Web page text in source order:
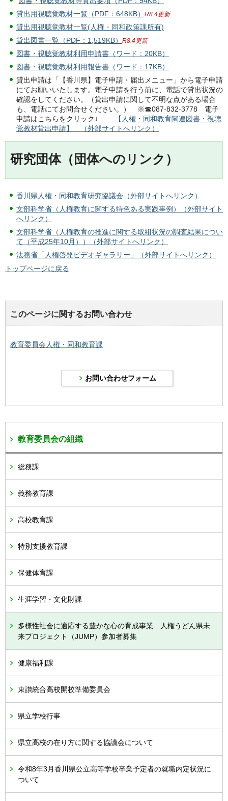
貸出用視聴覚教材一覧（PDF：648KB） R8.4更新
貸出用視聴覚教材一覧(人権・同和政策課所有)
貸出図書一覧（PDF：1,519KB） R8.4更新
図書・視聴覚教材利用申請書（ワード：20KB）
図書・視聴覚教材利用報告書（ワード：17KB）
貸出申請は「【香川県】電子申請・届出メニュー」から電子申請
にてお願いいたします。電子申請を行う前に、電話で貸出状況の
確認をしてください。（貸出申請に関して不明な点がある場合
も、電話にてお問合せください。） ※☎087-832-3778 電子
申請はこちらをクリック↓
【人権・同和教育関連図書・視聴
覚教材貸出申請】 （外部サイトへリンク）
研究団体（団体へのリンク）
香川県人権・同和教育研究協議会（外部サイトへリンク）
文部科学省（人権教育に関する特色ある実践事例）（外部サイト
へリンク）
文部科学省（人権教育の推進に関する取組状況の調査結果につい
て（平成25年10月））（外部サイトへリンク）
法務省「人権啓発ビデオギャラリー」（外部サイトへリンク）
トップページに戻る
このページに関するお問い合わせ
教育委員会人権・同和教育課
教育委員会の組織
総務課
義務教育課
高校教育課
特別支援教育課
保健体育課
生涯学習・文化財課
多様性社会に適応する豊かな心の育成事業 人権うどん県未
来プロジェクト（JUMP）参加者募集
健康福利課
東讃統合高校開校準備委員会
県立学校行事
県立高校の在り方に関する協議会について
令和8年3月香川県公立高等学校卒業予定者の就職内定状況に
ついて